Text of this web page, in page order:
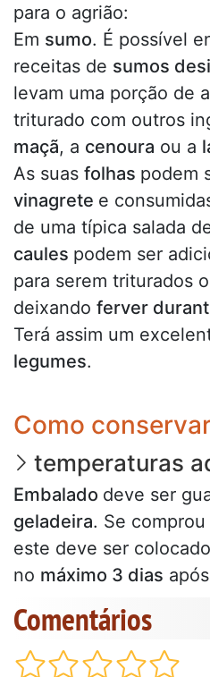
para o agrião:
Em sumo. É possível
receitas de sumos
levam uma porção de
triturado com outros
maçã, a cenoura ou a
As suas folhas podem
vinagrete e
de uma típica salada
caules podem ser
para serem triturados
deixando ferver
Terá assim um
legumes.
Como
temperaturas
Embalado deve ser
geladeira. Se comprou
este deve ser
no máximo 3 dias
Comentários